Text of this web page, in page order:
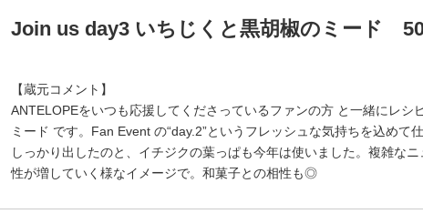
Join us day3 いちじくと黒胡椒のミード
【蔵元コメント】
ANTELOPEをいつも応援してくださっているファンの方 と一緒にレシ
ミード です。Fan Event の“day.2”というフレッシュな気持ちを込めて
しっかり出したのと、イチジクの葉っぱも今年は使いました。複雑な
性が増していく様なイメージで。和菓子との相性も◎